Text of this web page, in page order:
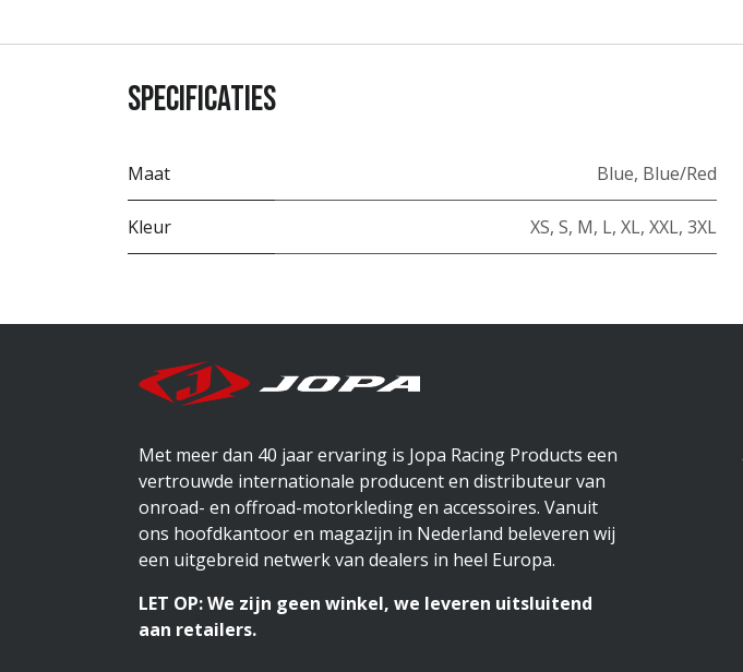
Specificaties
Maat Blue, Blue/Red
Kleur XS, S, M, L, XL, XXL, 3XL
Met meer dan 40 jaar ervaring is Jopa Racing Products een
vertrouwde internationale producent en distributeur van
onroad- en offroad-motorkleding en accessoires. Vanuit
ons hoofdkantoor en magazijn in Nederland beleveren wij
een uitgebreid netwerk van dealers in heel Europa.
LET OP: We zijn geen winkel, we leveren uitsluitend
aan retailers.